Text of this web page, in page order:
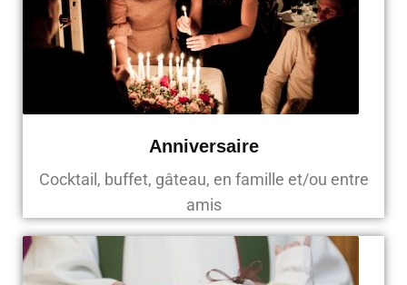
Anniversaire
Cocktail, buffet, gâteau, en famille et/ou entre
amis